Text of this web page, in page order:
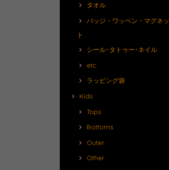
タオル
バッジ・ワッペン・マグネッ
ト
シール･タトゥー･ネイル
etc.
ラッピング袋
Kids
Tops
Bottoms
Outer
Other